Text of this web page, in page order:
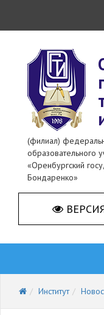
(филиал)
образовательного
«Оренбургский
Бондаренко»
Институт